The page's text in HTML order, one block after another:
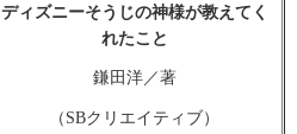
ディズニーそうじの神様が教えてく
れたこと
鎌田洋／著
（SBクリエイティブ）